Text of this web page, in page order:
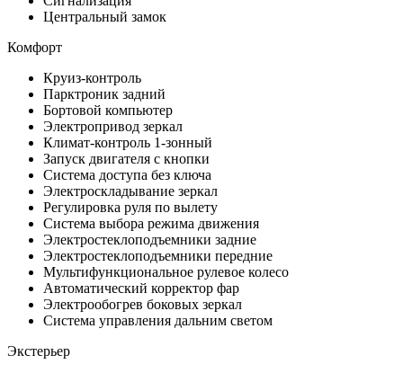
Центральный замок
Комфорт
Круиз-контроль
Парктроник задний
Бортовой компьютер
Электропривод зеркал
Климат-контроль 1-зонный
Запуск двигателя с кнопки
Система доступа без ключа
Электроскладывание зеркал
Регулировка руля по вылету
Система выбора режима движения
Электростеклоподъемники задние
Электростеклоподъемники передние
Мультифункциональное рулевое колесо
Автоматический корректор фар
Электрообогрев боковых зеркал
Система управления дальним светом
Экстерьер